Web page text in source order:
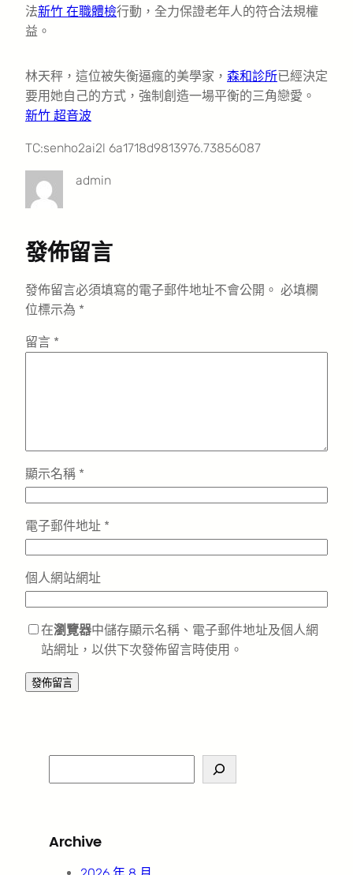
法新竹 在職體檢行動，全力保證老年人的符合法規權
益。
林天秤，這位被失衡逼瘋的美學家， 森和診所已經決定
要用她自己的方式，強制創造一場平衡的三角戀愛。
新竹 超音波
TC:senho2ai2l 6a1718d9813976.73856087
admin
發佈留言
發佈留言必須填寫的電子郵件地址不會公開。 必填欄
位標示為 *
留言 *
顯示名稱 *
電子郵件地址 *
個人網站網址
在瀏覽器中儲存顯示名稱、電子郵件地址及個人網
站網址，以供下次發佈留言時使用。
e
c
Archive